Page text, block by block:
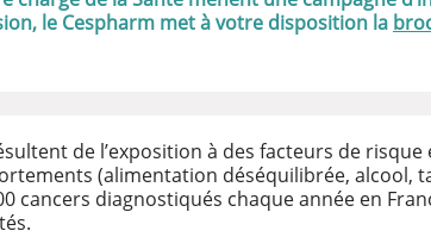
le Cespharm met à votre disposition la
de l’exposition à des facteurs de risque
(alimentation déséquilibrée, alcool,
cancers diagnostiqués chaque année en